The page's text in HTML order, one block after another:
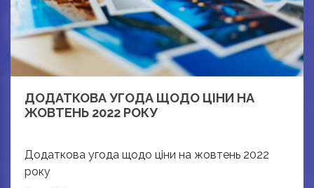
ДОДАТКОВА УГОДА ЩОДО ЦІНИ НА
ЖОВТЕНЬ 2022 РОКУ
Додаткова угода щодо ціни на жовтень 2022
року